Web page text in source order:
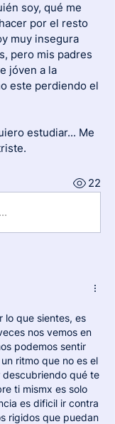
soy, qué me
por el resto
muy insegura
pero mis padres
jóven a la
este perdiendo el
estudiar... Me
22
lo que sientes, es
nos vemos en
podemos sentir
ritmo que no es el
descubriendo qué te
ti mismx es solo
es dificil ir contra
rigidos que puedan